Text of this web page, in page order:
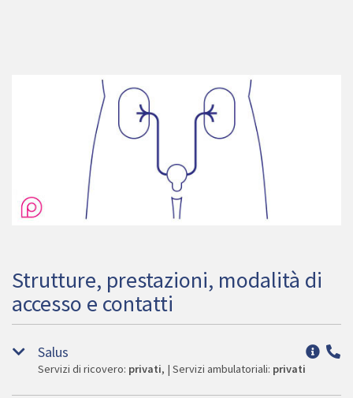
Strutture, prestazioni, modalità di
accesso e contatti
Salus
Servizi di ricovero: privati , | Servizi ambulatoriali: privati